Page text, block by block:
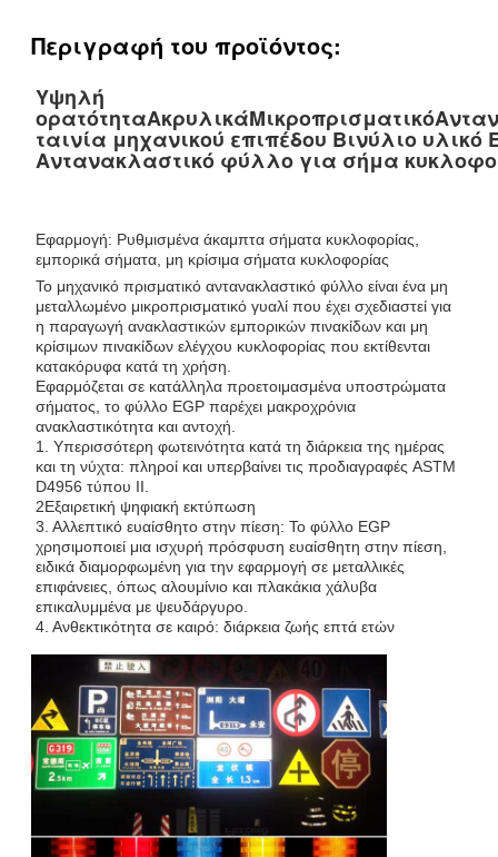
Περιγραφή του προϊόντος:
Υψηλή
ορατότηταΑκρυλικάΜικροπρισματικό
ταινία μηχανικού επιπέδου Βινύλιο υλικό
Αντανακλαστικό φύλλο για σήμα
Εφαρμογή: Ρυθμισμένα άκαμπτα σήματα κυκλοφορίας,
εμπορικά σήματα, μη κρίσιμα σήματα κυκλοφορίας
Το μηχανικό πρισματικό αντανακλαστικό φύλλο είναι ένα μη
μεταλλωμένο μικροπρισματικό γυαλί που έχει σχεδιαστεί για
η παραγωγή ανακλαστικών εμπορικών πινακίδων και μη
κρίσιμων πινακίδων ελέγχου κυκλοφορίας που εκτίθενται
κατακόρυφα κατά τη χρήση.
Εφαρμόζεται σε κατάλληλα προετοιμασμένα υποστρώματα
σήματος, το φύλλο EGP παρέχει μακροχρόνια
ανακλαστικότητα και αντοχή.
1. Υπερισσότερη φωτεινότητα κατά τη διάρκεια της ημέρας
και τη νύχτα: πληροί και υπερβαίνει τις προδιαγραφές ASTM
D4956 τύπου II.
2Εξαιρετική ψηφιακή εκτύπωση
3. Αλλεπτικό ευαίσθητο στην πίεση: Το φύλλο EGP
χρησιμοποιεί μια ισχυρή πρόσφυση ευαίσθητη στην πίεση,
ειδικά διαμορφωμένη για την εφαρμογή σε μεταλλικές
επιφάνειες, όπως αλουμίνιο και πλακάκια χάλυβα
επικαλυμμένα με ψευδάργυρο.
4. Ανθεκτικότητα σε καιρό: διάρκεια ζωής επτά ετών